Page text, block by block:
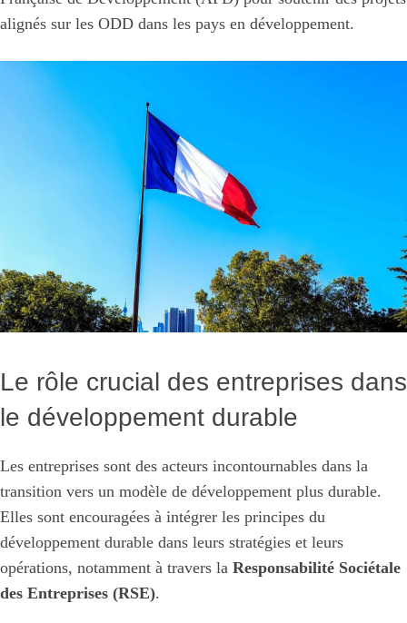
alignés sur les ODD dans les pays en développement.
Le rôle crucial des entreprises dans
le développement durable
Les entreprises sont des acteurs incontournables dans la
transition vers un modèle de développement plus durable.
Elles sont encouragées à intégrer les principes du
développement durable dans leurs stratégies et leurs
opérations, notamment à travers la Responsabilité Sociétale
des Entreprises (RSE).